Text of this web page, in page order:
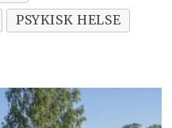
PSYKISK HELSE